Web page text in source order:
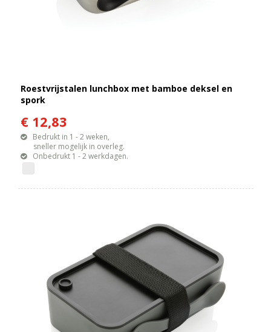
Roestvrijstalen lunchbox met bamboe deksel en
spork
€ 12,83
Bedrukt in 1 - 2 weken,
sneller mogelijk in overleg.
Onbedrukt 1 - 2 werkdagen.